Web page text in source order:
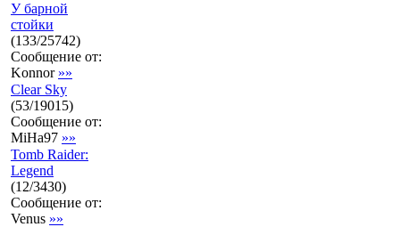
У барной
стойки
(133/25742)
Сообщение от:
Konnor »»
Clear Sky
(53/19015)
Сообщение от:
MiHa97 »»
Tomb Raider:
Legend
(12/3430)
Сообщение от:
Venus »»